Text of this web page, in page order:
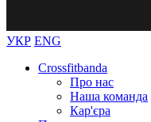
УКР ENG
Crossfitbanda
Про нас
Наша команда
Кар'єра